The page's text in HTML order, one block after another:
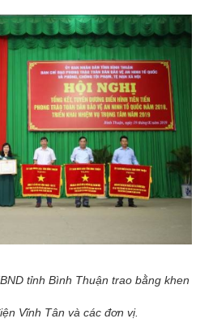
tỉnh Bình Thuận trao bằng khen
Vĩnh Tân và các đơn vị.